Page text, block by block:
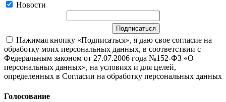
Новости
Нажимая кнопку «Подписаться», я даю свое согласие на
обработку моих персональных данных, в соответствии с
Федеральным законом от 27.07.2006 года №152-ФЗ «О
персональных данных», на условиях и для целей,
определенных в Согласии на обработку персональных данных
Голосование